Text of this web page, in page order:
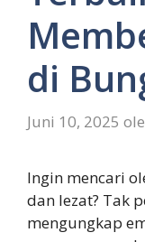
di
Juni 10, 2025
Ingin mencari
dan lezat? Tak
mengungkap